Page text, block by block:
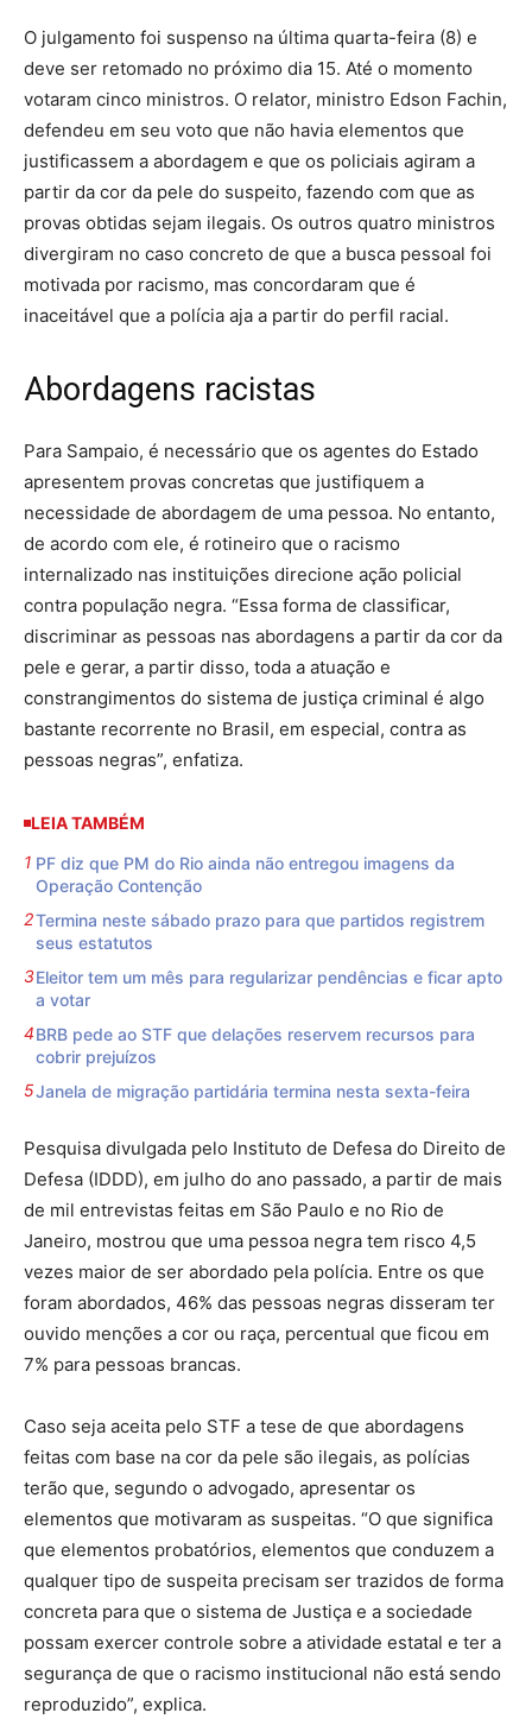
O julgamento foi suspenso na última quarta-feira (8) e
deve ser retomado no próximo dia 15. Até o momento
votaram cinco ministros. O relator, ministro Edson Fachin,
defendeu em seu voto que não havia elementos que
justificassem a abordagem e que os policiais agiram a
partir da cor da pele do suspeito, fazendo com que as
provas obtidas sejam ilegais. Os outros quatro ministros
divergiram no caso concreto de que a busca pessoal foi
motivada por racismo, mas concordaram que é
inaceitável que a polícia aja a partir do perfil racial.
Abordagens racistas
Para Sampaio, é necessário que os agentes do Estado
apresentem provas concretas que justifiquem a
necessidade de abordagem de uma pessoa. No entanto,
de acordo com ele, é rotineiro que o racismo
internalizado nas instituições direcione ação policial
contra população negra. “Essa forma de classificar,
discriminar as pessoas nas abordagens a partir da cor da
pele e gerar, a partir disso, toda a atuação e
constrangimentos do sistema de justiça criminal é algo
bastante recorrente no Brasil, em especial, contra as
pessoas negras”, enfatiza.
LEIA TAMBÉM
PF diz que PM do Rio ainda não entregou imagens da
Operação Contenção
Termina neste sábado prazo para que partidos registrem
seus estatutos
Eleitor tem um mês para regularizar pendências e ficar apto
a votar
BRB pede ao STF que delações reservem recursos para
cobrir prejuízos
Janela de migração partidária termina nesta sexta-feira
Pesquisa divulgada pelo Instituto de Defesa do Direito de
Defesa (IDDD), em julho do ano passado, a partir de mais
de mil entrevistas feitas em São Paulo e no Rio de
Janeiro, mostrou que uma pessoa negra tem risco 4,5
vezes maior de ser abordado pela polícia. Entre os que
foram abordados, 46% das pessoas negras disseram ter
ouvido menções a cor ou raça, percentual que ficou em
7% para pessoas brancas.
Caso seja aceita pelo STF a tese de que abordagens
feitas com base na cor da pele são ilegais, as polícias
terão que, segundo o advogado, apresentar os
elementos que motivaram as suspeitas. “O que significa
que elementos probatórios, elementos que conduzem a
qualquer tipo de suspeita precisam ser trazidos de forma
concreta para que o sistema de Justiça e a sociedade
possam exercer controle sobre a atividade estatal e ter a
segurança de que o racismo institucional não está sendo
reproduzido”, explica.